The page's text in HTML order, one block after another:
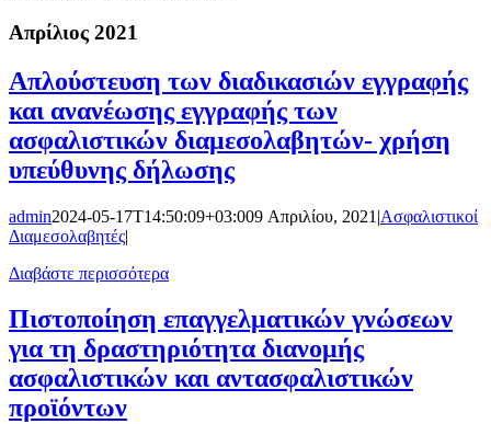
Απρίλιος 2021
Απλούστευση των διαδικασιών εγγραφής
και ανανέωσης εγγραφής των
ασφαλιστικών διαμεσολαβητών- χρήση
υπεύθυνης δήλωσης
admin2024-05-17T14:50:09+03:009 Απριλίου, 2021 |Ασφαλιστικοί
Διαμεσολαβητές|
Διαβάστε περισσότερα
Πιστοποίηση επαγγελματικών γνώσεων
για τη δραστηριότητα διανομής
ασφαλιστικών και αντασφαλιστικών
προϊόντων